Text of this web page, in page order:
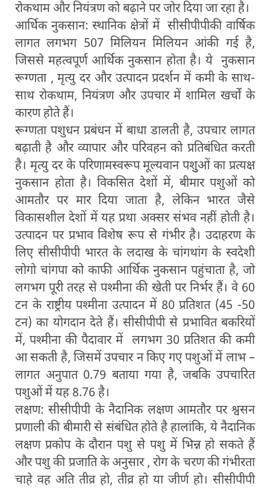
रोकथाम और नियंत्रण को बढ़ाने पर जोर दिया जा रहा है।
आर्थिक नुकसान: स्थानिक क्षेत्रों में सीसीपीपीकी वार्षिक
लागत लगभग 507 मिलियन मिलियन आंकी गई है,
जिससे महत्वपूर्ण आर्थिक नुकसान होता है। ये नुकसान
रूग्णता , मृत्यु दर और उत्पादन प्रदर्शन में कमी के साथ-
साथ रोकथाम, नियंत्रण और उपचार में शामिल खर्चों के
कारण होते हैं।
रूग्णता पशुधन प्रबंधन में बाधा डालती है, उपचार लागत
बढ़ाती है और व्यापार और परिवहन को प्रतिबंधित करती
है। मृत्यु दर के परिणामस्वरूप मूल्यवान पशुुओं का प्रत्यक्ष
नुकसान होता है। विकसित देशों में, बीमार पशुओं को
आमतौर पर मार दिया जाता है, लेकिन भारत जैसे
विकासशील देशों में यह प्रथा अक्सर संभव नहीं होती है।
उत्पादन पर प्रभाव विशेष रूप से गंभीर है। उदाहरण के
लिए सीसीपीपी भारत के लदाख के चांगथांग के स्वदेशी
लोगो चांगपा को काफी आर्थिक नुकसान पहुंचाता है, जो
लगभग पूरी तरह से पश्मीना की खेती पर निर्भर हैं। वे 60
टन के राष्ट्रीय पश्मीना उत्पादन में 80 प्रतिशत (45 -50
टन) का योगदान देते हैं। सीसीपीपी से प्रभावित बकरियों
में, पश्मीना की पैदावार में लगभग 30 प्रतिशत की कमी
आ सकती है, जिसमें उपचार न किए गए पशुओं में लाभ –
लागत अनुपात 0.79 बताया गया है, जबकि उपचारित
पशुओं में यह 8.76 है।
लक्षण: सीसीपीपी के नैदानिक लक्षण आमतौर पर श्वसन
प्रणाली की बीमारी से संबंधित होते है हालांकि, ये नैदानिक
लक्षण प्रकोप के दौरान पशु से पशु में भिन्न हो सकते हैं
और पशु की प्रजाति के अनुसार , रोग के चरण की गंभीरता
चाहे वह अति तीव्र हो, तीव्र हो या जीर्ण हो। सीसीपीपी